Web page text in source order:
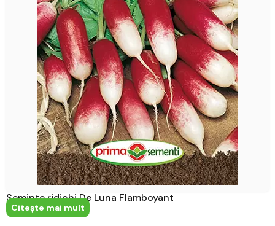
Seminte ridichi De Luna Flamboyant
Citeşte mai mult